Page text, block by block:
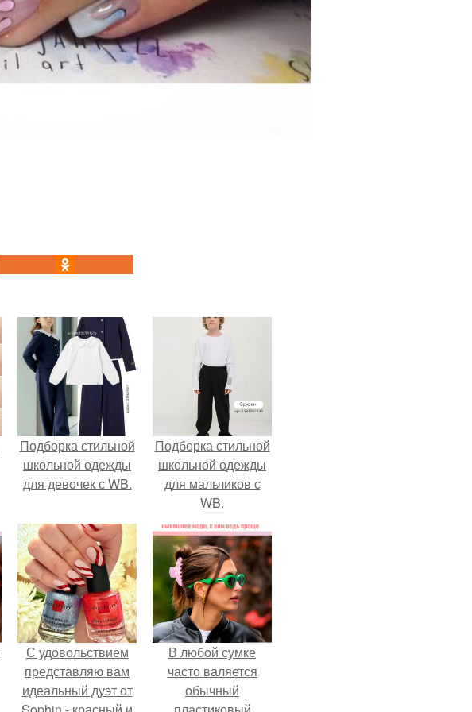
Подборка стильной
школьной одежды
для девочек с WB.
Подборка стильной
школьной одежды
для мальчиков с
WB.
С удовольствием
представляю вам
идеальный дуэт от
В любой сумке
часто валяется
обычный